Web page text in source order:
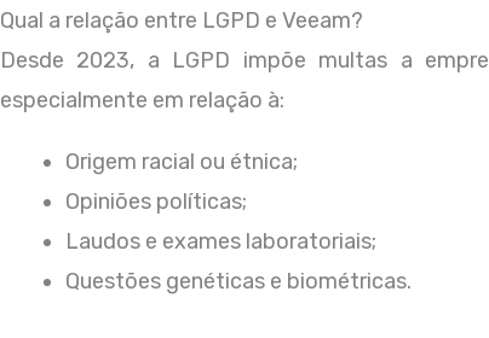
Qual a relação entre LGPD e Veeam?
Desde 2023, a LGPD impõe multas a
especialmente em relação à:
Origem racial ou étnica;
Opiniões políticas;
Laudos e exames laboratoriais;
Questões genéticas e biométricas.